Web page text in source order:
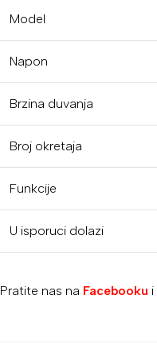
Model
Napon
Brzina duvanja
Broj okretaja
Funkcije
U isporuci dolazi
Pratite nas na Facebooku i